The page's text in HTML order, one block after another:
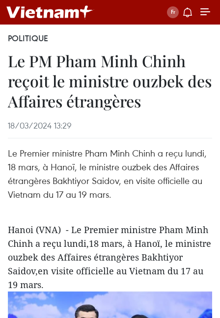
POLITIQUE
Le PM Pham Minh Chinh
reçoit le ministre ouzbek des
Affaires étrangères
18/03/2024 13:29
Le Premier ministre Pham Minh Chinh a reçu lundi,
18 mars, à Hanoï, le ministre ouzbek des Affaires
étrangères Bakhtiyor Saidov, en visite officielle au
Vietnam du 17 au 19 mars.
Hanoi (VNA) - Le Premier ministre Pham Minh
Chinh a reçu lundi,18 mars, à Hanoï, le ministre
ouzbek des Affaires étrangères Bakhtiyor
Saidov,en visite officielle au Vietnam du 17 au
19 mars.